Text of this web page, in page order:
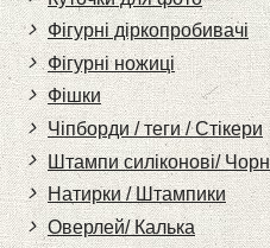
Фігурні діркопробивачі
Фігурні ножиці
Фішки
Чіпборди / теги / Стікери
Штампи силіконові/
Натирки / Штампики
Оверлей/ Калька